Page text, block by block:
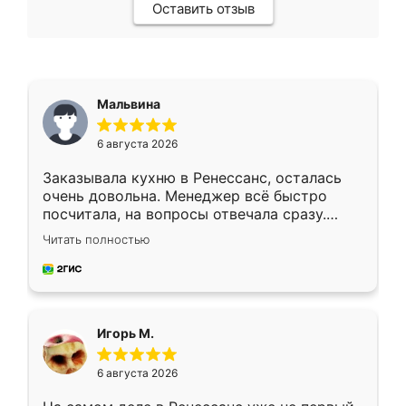
Оставить отзыв
Мальвина
6 августа 2026
Заказывала кухню в Ренессанс, осталась
очень довольна. Менеджер всё быстро
посчитала, на вопросы отвечала сразу.
Замерщик приехал в субботу, подошёл к
делу со всей ответственностью. Собрали
за день, ребята работали аккуратно, даже
Читать полностью
Игорь М.
6 августа 2026